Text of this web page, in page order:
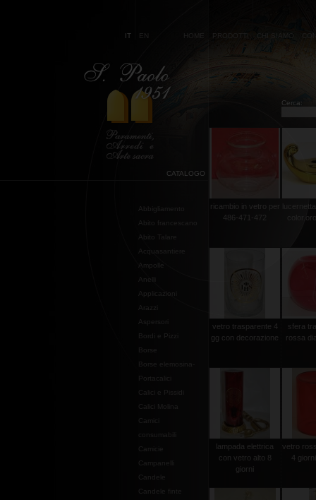
IT EN HOME PRODOTTI CHI SIAMO
Cerca:
CATALOGO
Abbigliamento
Abito francescano
Abito Talare
Acquasantiere
Ampolle
Anelli
Applicazioni
Arazzi
Aspersori
Bordi e Pizzi
Borse
Borse elemosina-
Portacalici
Calici e Pissidi
Calici Molina
Campanelli
Candele
Candele finte
ricambio in vetro per
486-471-472
vetro trasparente 4
gg con decorazione
sfera
rossa
lampada elettrica
con vetro alto 8
giorni
vetro
4